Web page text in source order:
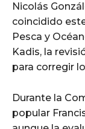
Nicolás
coincidido
Pesca y
Kadis, la
para corregir
Durante la
popular